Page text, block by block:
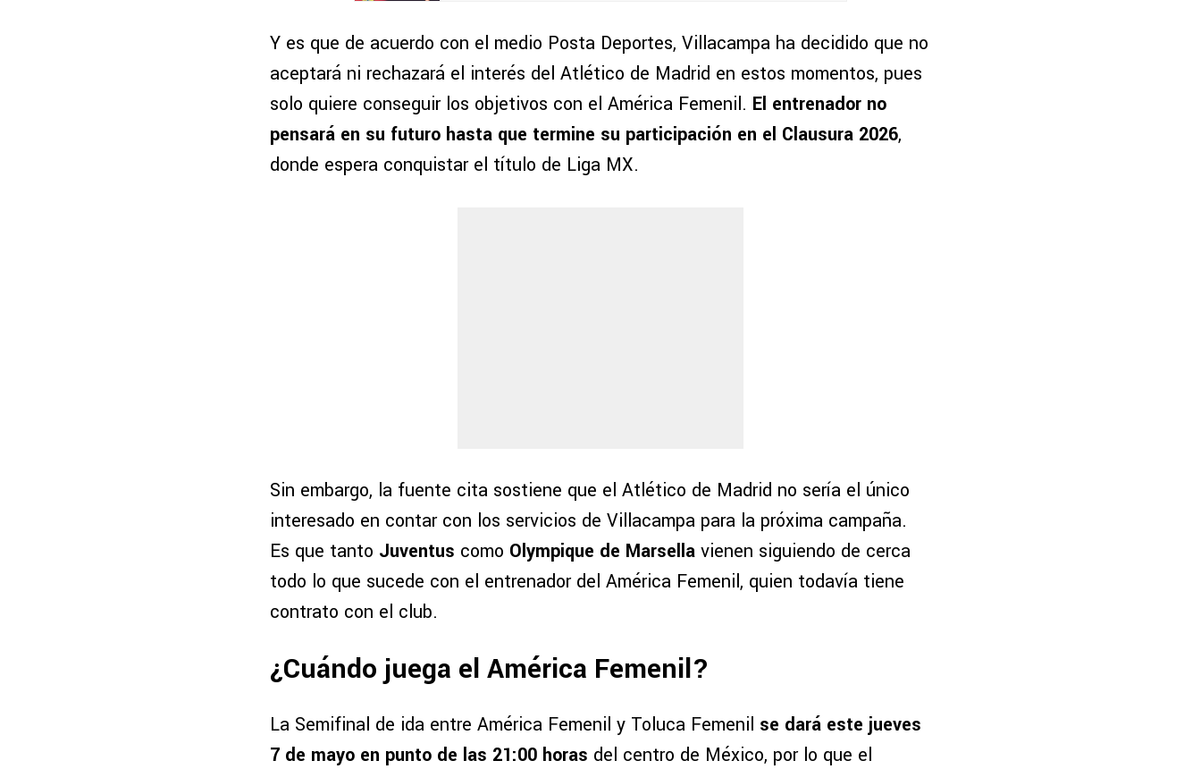
Y es que de acuerdo con el medio Posta Deportes, Villacampa ha decidido que no
aceptará ni rechazará el interés del Atlético de Madrid en estos momentos, pues
solo quiere conseguir los objetivos con el América Femenil. El entrenador no
pensará en su futuro hasta que termine su participación en el Clausura 2026,
donde espera conquistar el título de Liga MX.
Sin embargo, la fuente cita sostiene que el Atlético de Madrid no sería el único
interesado en contar con los servicios de Villacampa para la próxima campaña.
Es que tanto Juventus como Olympique de Marsella vienen siguiendo de cerca
todo lo que sucede con el entrenador del América Femenil, quien todavía tiene
contrato con el club.
¿Cuándo juega el América Femenil?
La Semifinal de ida entre América Femenil y Toluca Femenil se dará este jueves
7 de mayo en punto de las 21:00 horas del centro de México, por lo que el